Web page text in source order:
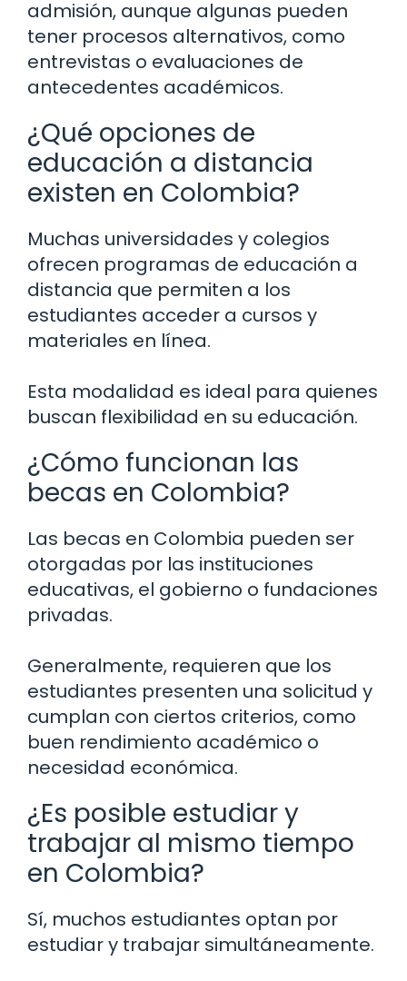
admisión, aunque algunas pueden
tener procesos alternativos, como
entrevistas o evaluaciones de
antecedentes académicos.
¿Qué opciones de
educación a distancia
existen en Colombia?
Muchas universidades y colegios
ofrecen programas de educación a
distancia que permiten a los
estudiantes acceder a cursos y
materiales en línea.
Esta modalidad es ideal para quienes
buscan flexibilidad en su educación.
¿Cómo funcionan las
becas en Colombia?
Las becas en Colombia pueden ser
otorgadas por las instituciones
educativas, el gobierno o fundaciones
privadas.
Generalmente, requieren que los
estudiantes presenten una solicitud y
cumplan con ciertos criterios, como
buen rendimiento académico o
necesidad económica.
¿Es posible estudiar y
trabajar al mismo tiempo
en Colombia?
Sí, muchos estudiantes optan por
estudiar y trabajar simultáneamente.